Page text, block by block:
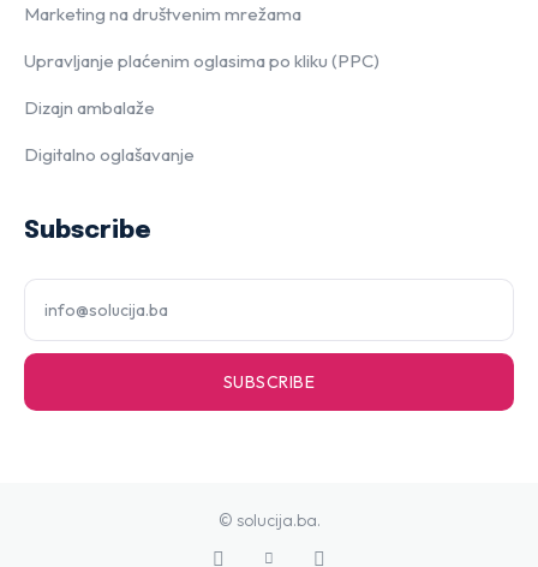
Marketing na društvenim mrežama
Upravljanje plaćenim oglasima po kliku (PPC)
Dizajn ambalaže
Digitalno oglašavanje
Subscribe
SUBSCRIBE
© solucija.ba.